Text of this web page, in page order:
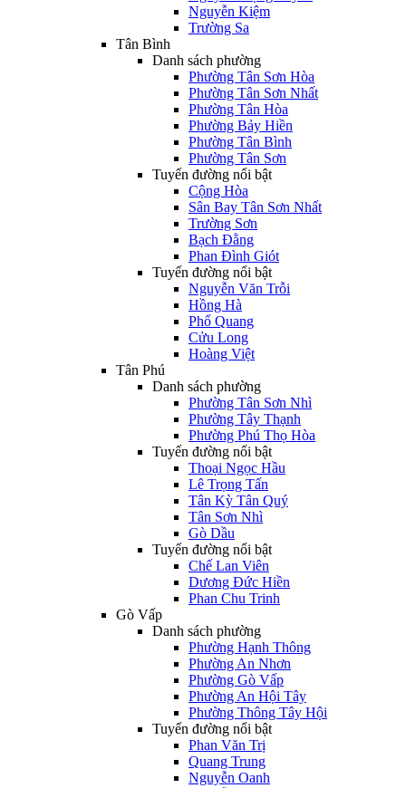
Nguyễn Kiệm
Trường Sa
Tân Bình
Danh sách phường
Phường Tân Sơn Hòa
Phường Tân Sơn Nhất
Phường Tân Hòa
Phường Bảy Hiền
Phường Tân Bình
Phường Tân Sơn
Tuyến đường nổi bật
Cộng Hòa
Sân Bay Tân Sơn Nhất
Trường Sơn
Bạch Đằng
Phan Đình Giót
Tuyến đường nổi bật
Nguyễn Văn Trỗi
Hồng Hà
Phổ Quang
Cửu Long
Hoàng Việt
Tân Phú
Danh sách phường
Phường Tân Sơn Nhì
Phường Tây Thạnh
Phường Phú Thọ Hòa
Tuyến đường nổi bật
Thoại Ngọc Hầu
Lê Trọng Tấn
Tân Kỳ Tân Quý
Tân Sơn Nhì
Gò Dầu
Tuyến đường nổi bật
Chế Lan Viên
Dương Đức Hiền
Phan Chu Trinh
Gò Vấp
Danh sách phường
Phường Hạnh Thông
Phường An Nhơn
Phường Gò Vấp
Phường An Hội Tây
Phường Thông Tây Hội
Tuyến đường nổi bật
Phan Văn Trị
Quang Trung
Nguyễn Oanh